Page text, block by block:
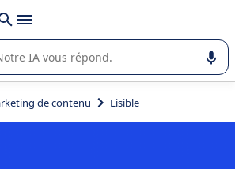
avec
dans l'utilisation ou la sélection de
de contenu Lisible